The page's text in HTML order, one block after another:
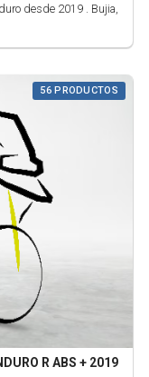
desde 2019 . Bujia,
56 PRODUCTOS
R ABS + 2019